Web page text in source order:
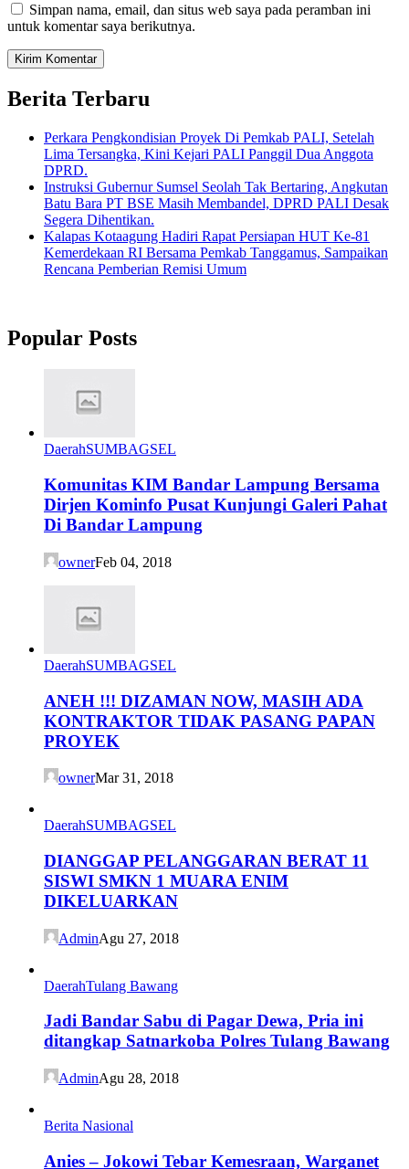
Simpan nama, email, dan situs web saya pada peramban ini
untuk komentar saya berikutnya.
Berita Terbaru
Perkara Pengkondisian Proyek Di Pemkab PALI, Setelah
Lima Tersangka, Kini Kejari PALI Panggil Dua Anggota
DPRD.
Instruksi Gubernur Sumsel Seolah Tak Bertaring, Angkutan
Batu Bara PT BSE Masih Membandel, DPRD PALI Desak
Segera Dihentikan.
Kalapas Kotaagung Hadiri Rapat Persiapan HUT Ke-81
Kemerdekaan RI Bersama Pemkab Tanggamus, Sampaikan
Rencana Pemberian Remisi Umum
Popular Posts
DaerahSUMBAGSEL
Komunitas KIM Bandar Lampung Bersama
Dirjen Kominfo Pusat Kunjungi Galeri Pahat
Di Bandar Lampung
ownerFeb 04, 2018
DaerahSUMBAGSEL
ANEH !!! DIZAMAN NOW, MASIH ADA
KONTRAKTOR TIDAK PASANG PAPAN
PROYEK
ownerMar 31, 2018
DaerahSUMBAGSEL
DIANGGAP PELANGGARAN BERAT 11
SISWI SMKN 1 MUARA ENIM
DIKELUARKAN
AdminAgu 27, 2018
DaerahTulang Bawang
Jadi Bandar Sabu di Pagar Dewa, Pria ini
ditangkap Satnarkoba Polres Tulang Bawang
AdminAgu 28, 2018
Berita Nasional
Anies – Jokowi Tebar Kemesraan, Warganet